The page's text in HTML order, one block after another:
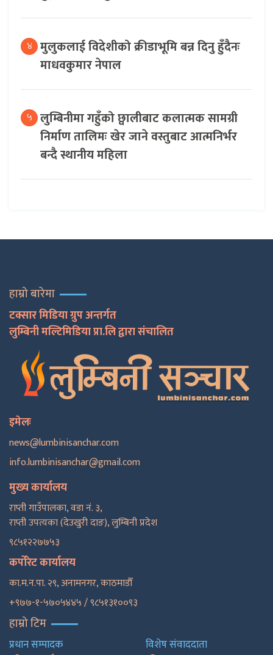
४ मुलुकलाई विदेशीको क्रीडाभूमि बन्न दिनु हुँदैनः
माधवकुमार नेपाल
५ लुम्बिनीमा गहुँको छ्वालीबाट कलात्मक सामग्री
निर्माण तालिमः खेर जाने वस्तुबाट आत्मनिर्भर
बन्दै स्थानीय महिला
हाम्रो बारेमा
टक्सार मिडिया ग्रुप अन्तर्गत
लुम्बिनी मल्टिमिडिया प्रा.लि द्वारा संचालित
इमेलः
news@lumbinisanchar.com
info.lumbinisanchar@gmail.com
मुख्य कार्यालय
राप्ती गाउँपालका, वडा नं. ३,
राप्ती उपत्यका (देउखुरी दाङ), लुम्बिनी प्रदेश
९८५१२२७७५३
कर्पोरेट कार्यालय
का.म.न.पा. २९, अनामनगर, काठमाडाैँ
+९७७-१-५७०५४४५ / ९८५१३१००९३
हाम्रो टिम
प्रधान सम्पादक विशेष संवाददाता